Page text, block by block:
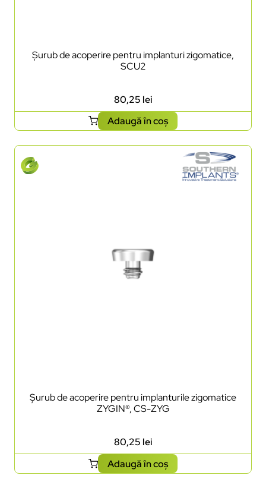
Șurub de acoperire pentru implanturi zigomatice,
SCU2
80,25 lei
Adaugă în coș
Șurub de acoperire pentru implanturile zigomatice
ZYGIN®, CS-ZYG
80,25 lei
Adaugă în coș